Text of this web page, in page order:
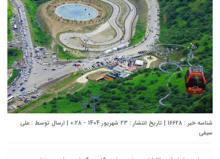
شناسه خبر : 16628 | تاریخ انتشار : 23 شهریور 1404 - 0:28 | ارسال توسط :
علی
سیفی